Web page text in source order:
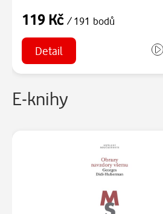
119 Kč / 191 bodů
Detail
E-knihy